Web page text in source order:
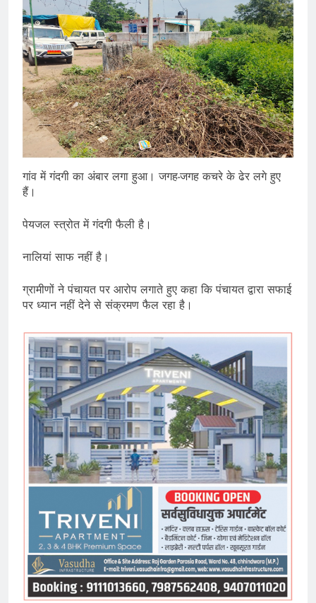
गांव में गंदगी का अंबार लगा हुआ। जगह-जगह कचरे के ढेर लगे हुए
हैं।
पेयजल स्त्रोत में गंदगी फैली है।
नालियां साफ नहीं है।
ग्रामीणों ने पंचायत पर आरोप लगाते हुए कहा कि पंचायत द्वारा सफाई
पर ध्यान नहीं देने से संक्रमण फैल रहा है।